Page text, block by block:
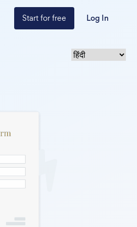
Start for free Log In